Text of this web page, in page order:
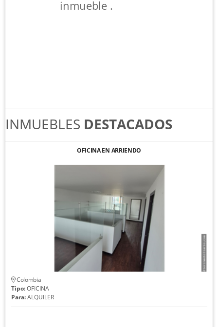
inmueble .
INMUEBLES DESTACADOS
OFICINA EN ARRIENDO
Colombia
Tipo:OFICINA
Para:ALQUILER